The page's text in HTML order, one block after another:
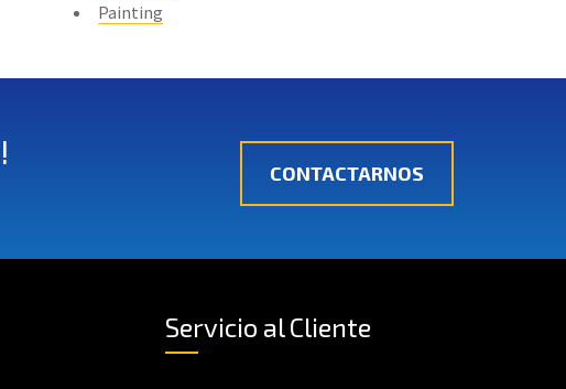
Painting
!
CONTACTARNOS
Servicio al Cliente